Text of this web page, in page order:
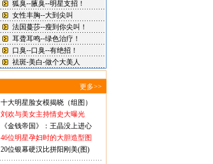
更多>>
十大明星脸女模揭晓（组图）
刘欢与美女主持情史大曝光
《金钱帝国》：王晶没上进心
46位明星孕妇时的大胆造型图
20位银幕硬汉比拼阳刚美(图)